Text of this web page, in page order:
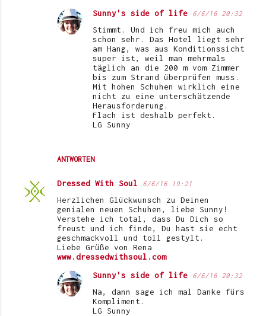
ANTWORTEN
Sunny's side of life 6/6/16 20:32
Stimmt. Und ich freu mich auch
schon sehr. Das Hotel liegt sehr
am Hang, was aus Konditionssicht
super ist, weil man mehrmals
täglich an die 200 m vom Zimmer
bis zum Strand überprüfen muss.
Mit hohen Schuhen wirklich eine
nicht zu eine unterschätzende
Herausforderung.
Flach ist deshalb perfekt.
LG Sunny
Dressed With Soul 6/6/16 19:21
Herzlichen Glückwunsch zu Deinen
genialen neuen Schuhen, liebe Sunny!
Verstehe ich total, dass Du Dich so
freust und ich finde, Du hast sie echt
geschmackvoll und toll gestylt.
Liebe Grüße von Rena
www.dressedwithsoul.com
Sunny's side of life 6/6/16 20:32
Na, dann sage ich mal Danke fürs
Kompliment.
LG Sunny